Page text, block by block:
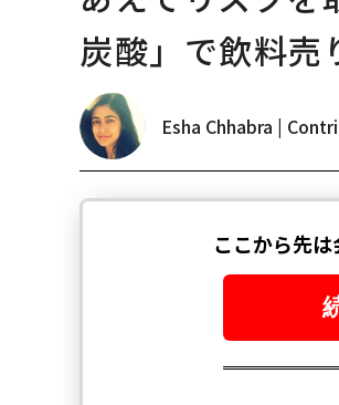
炭酸」で飲料売
Esha Chhabra |